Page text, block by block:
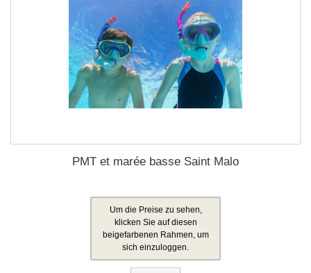
PMT et marée basse Saint Malo
Um die Preise zu sehen,
klicken Sie auf diesen
beigefarbenen Rahmen, um
sich einzuloggen.